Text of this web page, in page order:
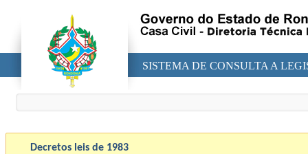
SISTEMA DE CONSULTA A
Decretos leis de 1983